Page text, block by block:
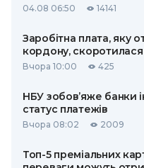
04.08 06:50 14141
Заробітна плата, яку
кордону,
Вчора 10:00 425
НБУ зобов’яже банки
статус платежів
Вчора 08:02 2009
Топ-5 преміальних